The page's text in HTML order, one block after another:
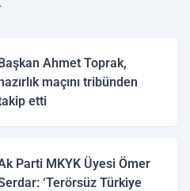
Ahmet Toprak,
maçını tribünden
etti
Parti MKYK Üyesi Ömer
‘Terörsüz Türkiye